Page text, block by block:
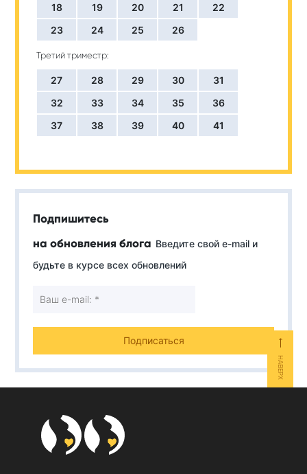
18
19 20 21
22
23
24 25 26
Третий триместр:
27 28 29 30
31
32
33 34 35
36
37
38 39 40 41
Подпишитесь
на обновления блога Введите свой e-mail и
будьте в курсе всех обновлений
⟵
НАВЕРХ